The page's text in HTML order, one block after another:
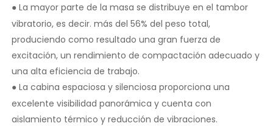
● La mayor parte de la masa se distribuye en el tambor
vibratorio, es decir. más del 56% del peso total,
produciendo como resultado una gran fuerza de
excitación, un rendimiento de compactación adecuado y
una alta eficiencia de trabajo.
● La cabina espaciosa y silenciosa proporciona una
excelente visibilidad panorámica y cuenta con
aislamiento térmico y reducción de vibraciones.